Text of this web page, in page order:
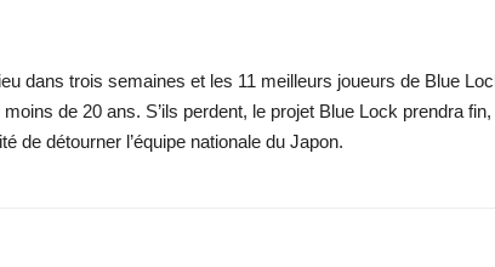
dans trois semaines et les 11 meilleurs joueurs de Blue
de 20 ans. S’ils perdent, le projet Blue Lock prendra fin,
de détourner l’équipe nationale du Japon.